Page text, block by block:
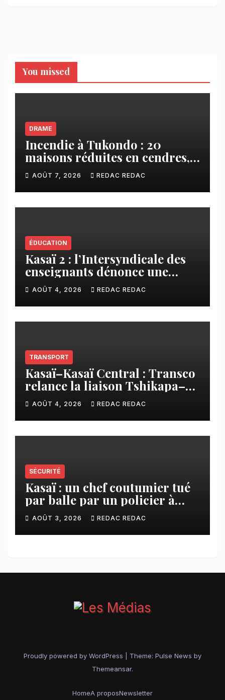
You missed
DRAME
Incendie à Tukondo : 20
maisons réduites en cendres,
plusieurs familles sans abri
AOÛT 7, 2026 REDAC REDAC
ÉDUCATION
Kasaï 2 : l’Intersyndicale des
enseignants dénonce une
contribution financière
imposée aux écoles de la
CNCA
AOÛT 4, 2026 REDAC REDAC
TRANSPORT
Kasaï–Kasaï Central : Transco
relance la liaison Tshikapa–
Tshiamu pour faciliter les
échanges
AOÛT 4, 2026 REDAC REDAC
SÉCURITÉ
Kasaï : un chef coutumier tué
par balle par un policier à
Kamuesha, la tension monte
AOÛT 3, 2026 REDAC REDAC
Proudly powered by WordPress Theme: Pulse News by
Themeansar.
HomeA proposNewsletter